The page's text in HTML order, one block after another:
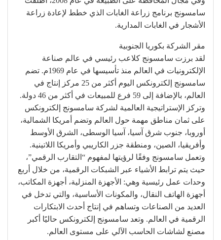
سامسونج برنامج زراعة الغابات الذي خطط لإعادة زراعة
الأشجار في الغابات المدارية.
مقر الشركة بكوريا الجنوبية
لقد برزت سامسونج كلاعب رئيسي في عالم صناعة
الإلكترونيات في العالم منذ تأسيسها في عام 1969م. تضم
سامسونج إلكترونكس اليوم أكثر من 25 مركز إنتاج في
العالم، بالإضافة إلى 59 فرع للمبيعات في أكثر من 46 دولة.
وتركز الإستراتيجية العالمية لشركة سامسونج إلكترونكس
على ثمان مناطق مهمة حول العالم وتضم أمريكا الشمالية،
أوروبا، جنوب شرق آسيا، آسيا الوسطى، الشرق الأوسط
وأفريقيا، الصين، ومنطقة جزر الكاريبي وأمريكا اللاتينية.
وتعمل سامسونج وفقًا لرؤيتها لمفهوم “التقارب الرقمي”،
حيث يتم ترابط الأشياء عبر الشبكات الرقمية، من خلال أربع
وحدات عمل رئيسية وهي: الأجهزة المنزلية، أجهزة المكاتب،
أجهزة الهاتف النقال، والمكونات الأساسية، والتي تدخل في
العديد من الصناعات وتساهم في إنتاج أحدث الابتكارات
الرقمية في العالم. وتعد سامسونج إلكترونكس حاليًا أكبر
مصنع لشاشات الحاسب الآلي على مستوى العالم.